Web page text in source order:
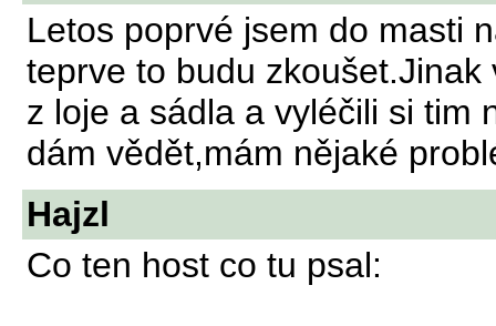
Letos poprvé jsem do masti
teprve to budu
z loje a sádla a vyléčili si tim
dám vědět,mám nějaké
Hajzl
Co ten host co tu psal: